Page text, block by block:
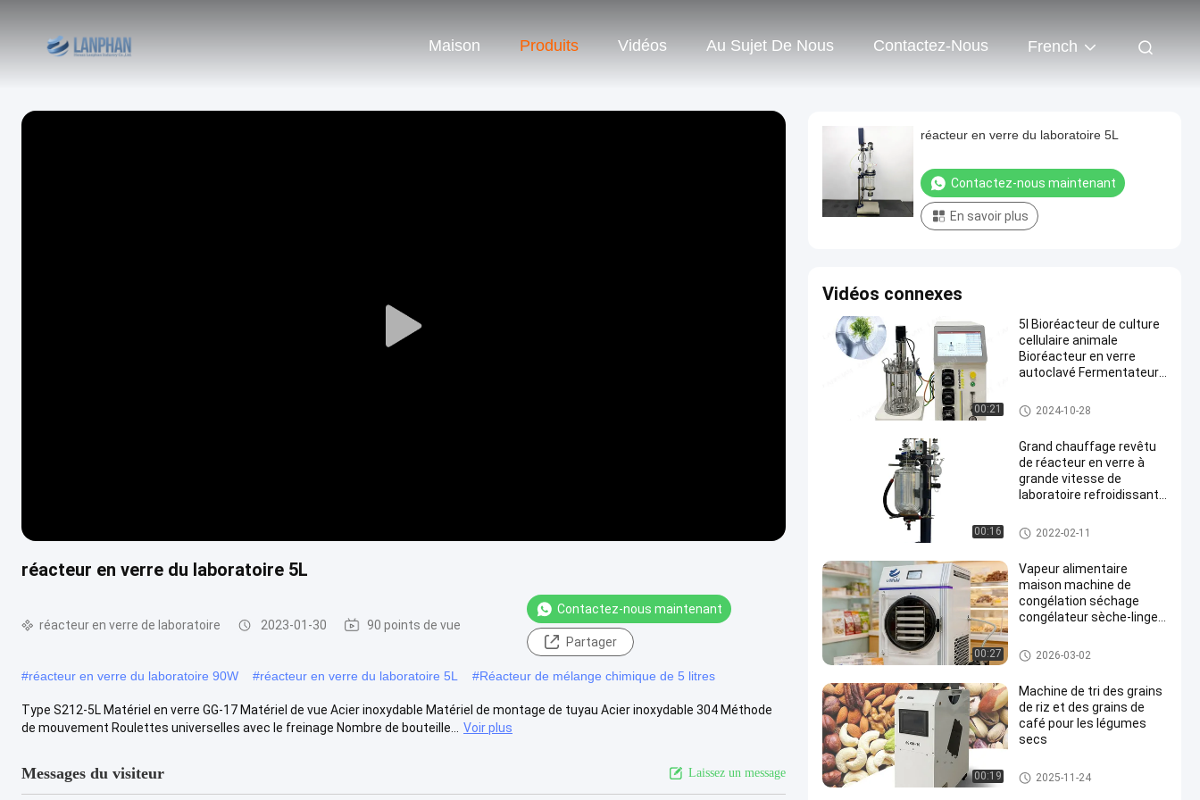
Maison Produits Vidéos Au Sujet De Nous Contactez-Nous French
Play
réacteur en verre du laboratoire 5L
réacteur en verre de laboratoire 2023-01-30 90 points de vue
Contactez-nous maintenant
Partager
#réacteur en verre du laboratoire 90W #réacteur en verre du laboratoire 5L #Réacteur de mélange chimique de 5 litres
Type S212-5L Matériel en verre GG-17 Matériel de vue Acier inoxydable Matériel de montage de tuyau Acier inoxydable 304 Méthode
de mouvement Roulettes universelles avec le freinage Nombre de bouteille...
Voir plus
Messages du visiteur Laissez un message
réacteur en verre du laboratoire 5L
Contactez-nous maintenant
En savoir plus
Vidéos connexes
00:21
5l Bioréacteur de culture
cellulaire animale
Bioréacteur en verre
autoclavé Fermentateur
réacteur en verre de laboratoire
2024-10-28
00:16
Grand chauffage revêtu
de réacteur en verre à
grande vitesse de
laboratoire refroidissant
double couche
réacteur en verre de laboratoire
2022-02-11
00:27
Vapeur alimentaire
maison machine de
congélation séchage
congélateur sèche-linge
Dessiccateur de gel de vide
2026-03-02
00:19
Machine de tri des grains
de riz et des grains de
café pour les légumes
secs
Machine de trieuse de couleur
2025-11-24